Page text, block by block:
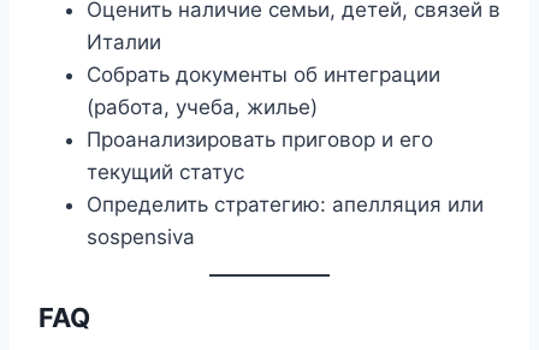
Оценить наличие семьи, детей, связей в
Италии
Собрать документы об интеграции
(работа, учеба, жилье)
Проанализировать приговор и его
текущий статус
Определить стратегию: апелляция или
sospensiva
FAQ